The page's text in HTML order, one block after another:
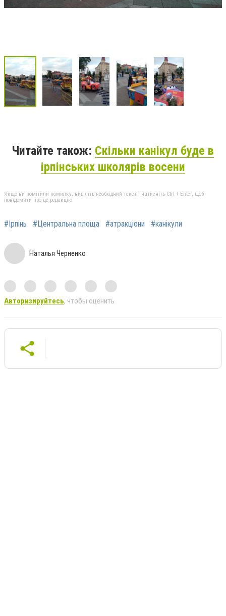
Читайте також: Скільки канікул буде в
ірпінських школярів восени
Якщо ви помітили помилку, виділіть необхідний текст і натисніть Ctrl + Enter, щоб
повідомити про це редакцію
#Ірпінь #Центральна площа #атракціони #канікули
Наталья Черненко
Авторизируйтесь, чтобы оценить